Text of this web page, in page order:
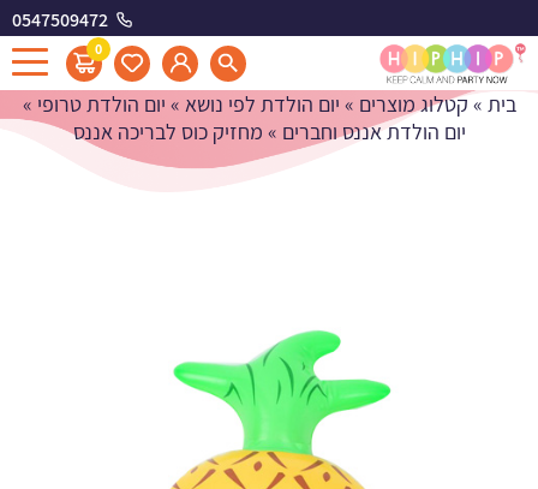
0547509472
0
מחזיק כוס לבריכה אננס
בית » קטלוג מוצרים » יום הולדת לפי נושא » יום הולדת טרופי »
יום הולדת אננס וחברים » מחזיק כוס לבריכה אננס